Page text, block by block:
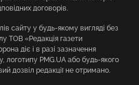
договорів.
сайту у будь-якому вигляді без
ТОВ «Редакція газети
діє і в разі зазначення
логотипу PMG.UA або будь-якого
дозвіл редакції не отримано.